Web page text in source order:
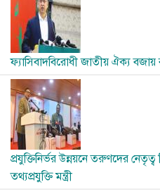
ফ্যাসিবাদবিরোধী জাতীয় ঐক্য বজায়
Image
প্রযুক্তিনির্ভর উন্নয়নে তরুণদের
তথ্যপ্রযুক্তি মন্ত্রী